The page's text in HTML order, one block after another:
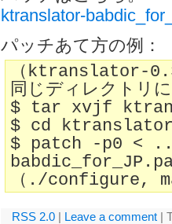
ktranslator-
パッチあて方の例：
（ktranslator-
同じディレクトリ
$ tar xvjf
$ cd
$ patch -p0 <
（./configure,
RSS 2.0 | Leave a comment |